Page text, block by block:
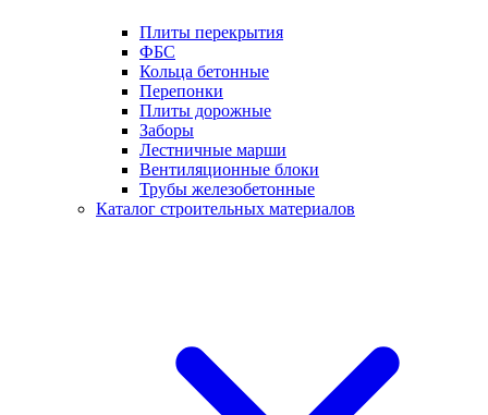
Плиты перекрытия
ФБС
Кольца бетонные
Перепонки
Плиты дорожные
Заборы
Лестничные марши
Вентиляционные блоки
Трубы железобетонные
Каталог строительных материалов